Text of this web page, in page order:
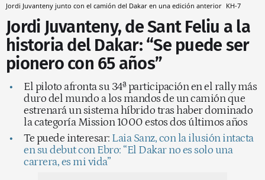
Jordi Juvanteny junto con el camión del Dakar en una edición anterior KH-7
Jordi Juvanteny, de Sant Feliu a la
historia del Dakar: “Se puede ser
pionero con 65 años”
El piloto afronta su 34ª participación en el rally más
duro del mundo a los mandos de un camión que
estrenará un sistema híbrido tras haber dominado
la categoría Mission 1000 estos dos últimos años
Te puede interesar: Laia Sanz, con la ilusión intacta
en su debut con Ebro: “El Dakar no es solo una
carrera, es mi vida”